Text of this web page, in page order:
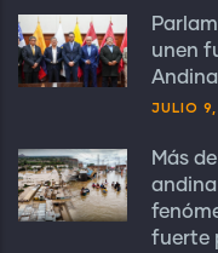
unen
Andina
JULIO
Más
fuerte